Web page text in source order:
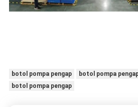
botol pompa pengap
botol pompa
botol pompa pengap